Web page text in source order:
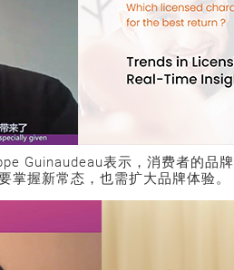
Guinaudeau表示，消费者的品
掌握新常态，也需扩大品牌体验。